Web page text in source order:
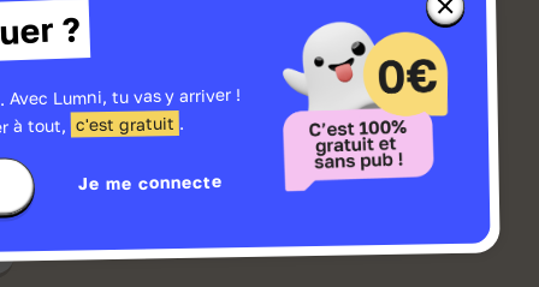
Fermer
la
fenêtre
sur
Lumniz
?
Lumni, tu vas y arriver !
à tout, c'est gratuit .
Je me connecte